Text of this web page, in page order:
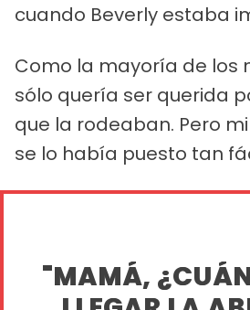
cuando Beverly estaba
Como la mayoría de los
sólo quería ser querida
que la rodeaban. Pero
se lo había puesto tan
"MAMÁ,